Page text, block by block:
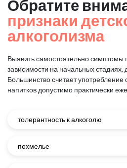
Обратите
признаки
алкоголизма
Выявить самостоятельно симптомы
зависимости на начальных стадиях,
Большинство считает употребление
напитков допустимо практически
толерантность к алкоголю
похмелье